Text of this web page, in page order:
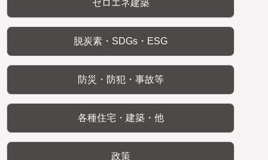
ゼロエネ建築
脱炭素・SDGs・ESG
防災・防犯・事故等
各種住宅・建築・他
政策